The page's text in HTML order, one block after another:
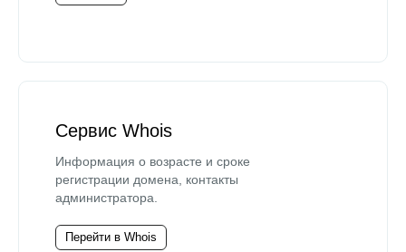
Сервис Whois
Информация о возрасте и сроке
регистрации домена, контакты
администратора.
Перейти в Whois